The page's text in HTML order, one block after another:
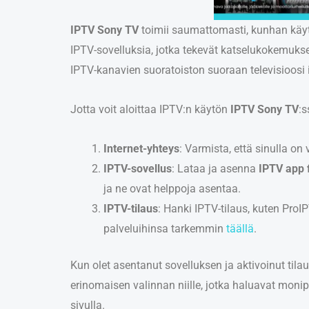
IPTV Sony TVtoimii saumattomasti, kunhan
IPTV-sovelluksia, jotka tekevät
IPTV-kanavien suoratoiston suoraan
Jotta voit aloittaa IPTV:n käytön IPTV Sony TV
Internet-yhteys: Varmista, että sinulla on
IPTV-sovellus: Lataa ja asenna IPTV app
ja ne ovat helppoja asentaa.
IPTV-tilaus: Hanki IPTV-tilaus, kuten
palveluihinsa tarkemmin täällä.
Kun olet asentanut sovelluksen ja aktivoinut
erinomaisen valinnan niille, jotka haluavat
sivulla.